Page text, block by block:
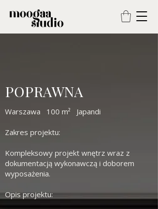
POPRAWNA
Warszawa 100 m² Japandi
Zakres projektu:
Kompleksowy projekt wnętrz wraz z
dokumentacją wykonawczą i doborem
wyposażenia.​
Opis projektu: